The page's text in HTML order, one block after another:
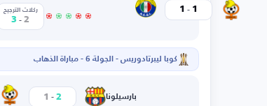
كوبريسال 1
-
1 ركلات الترجيح
2
-
3
كوبا ليبرتادوريس - الجولة 6 - مباراة الذهاب
بارسيلونا 2
-
1